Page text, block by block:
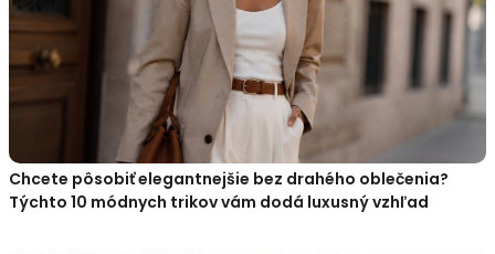
Chcete pôsobiť elegantnejšie bez drahého oblečenia?
Týchto 10 módnych trikov vám dodá luxusný vzhľad